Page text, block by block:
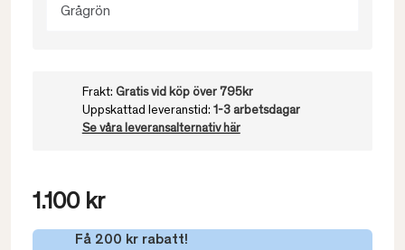
Grågrön
Frakt: Gratis vid köp över 795kr
Uppskattad leveranstid: 1-3 arbetsdagar
Se våra leveransalternativ här
1.100 kr
Få 200 kr rabatt!